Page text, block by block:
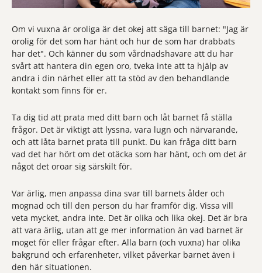
Om vi vuxna är oroliga är det okej att säga till barnet: "Jag är
orolig för det som har hänt och hur de som har drabbats
har det". Och känner du som vårdnadshavare att du har
svårt att hantera din egen oro, tveka inte att ta hjälp av
andra i din närhet eller att ta stöd av den behandlande
kontakt som finns för er.
Ta dig tid att prata med ditt barn och låt barnet få ställa
frågor. Det är viktigt att lyssna, vara lugn och närvarande,
och att låta barnet prata till punkt. Du kan fråga ditt barn
vad det har hört om det otäcka som har hänt, och om det är
något det oroar sig särskilt för.
Var ärlig, men anpassa dina svar till barnets ålder och
mognad och till den person du har framför dig. Vissa vill
veta mycket, andra inte. Det är olika och lika okej. Det är bra
att vara ärlig, utan att ge mer information än vad barnet är
moget för eller frågar efter. Alla barn (och vuxna) har olika
bakgrund och erfarenheter, vilket påverkar barnet även i
den här situationen.